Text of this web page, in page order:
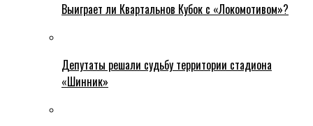
Выиграет ли Квартальнов Кубок с «Локомотивом»?
Депутаты решали судьбу территории стадиона
«Шинник»